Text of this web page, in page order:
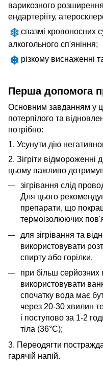
варикозного
ендартеріїту,
спазмі кровоносних
алкогольного сп'яніння;
різкому виснаженні
Перша допомога
Основним завданням у
потерпілого та
потрібно:
1. Усунути дію
2. Зігріти відмороженні
цьому важливо
зігрівання слід
Для цього
препарати, що
термоізолюючих
для зігрівання та
використовувати
спирту або горілки.
при більш
використовувати
спочатку вода має
через 20-30 хвилин
і поступово за 1-2
тіла (36°С);
3. Переодягти
гарячій напій.